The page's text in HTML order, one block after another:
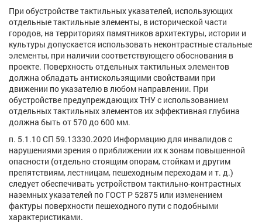
При обустройстве тактильных указателей, использующих
отдельные тактильные элементы, в исторической части
городов, на территориях памятников архитектуры, истории и
культуры допускается использовать неконтрастные стальные
элементы, при наличии соответствующего обоснования в
проекте. Поверхность отдельных тактильных элементов
должна обладать антискользящими свойствами при
движении по указателю в любом направлении. При
обустройстве предупреждающих ТНУ с использованием
отдельных тактильных элементов их эффективная глубина
должна быть от 570 до 600 мм.
п. 5.1.10 СП 59.13330.2020 Информацию для инвалидов с
нарушениями зрения о приближении их к зонам повышенной
опасности (отдельно стоящим опорам, стойкам и другим
препятствиям, лестницам, пешеходным переходам и т. д.)
следует обеспечивать устройством тактильно-контрастных
наземных указателей по ГОСТ Р 52875 или изменением
фактуры поверхности пешеходного пути с подобными
характеристиками.